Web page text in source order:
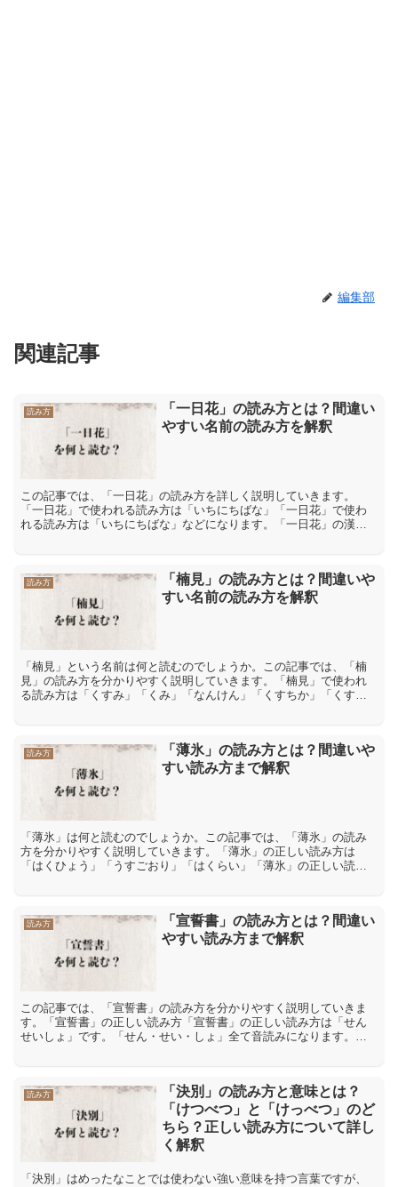
編集部
関連記事
読み方
「一日花」の読み方とは？間違い
やすい名前の読み方を解釈
この記事では、「一日花」の読み方を詳しく説明していきます。
「一日花」で使われる読み方は「いちにちばな」「一日花」で使わ
れる読み方は「いちにちばな」などになります。「一日花」の漢字
読み方
「楠見」の読み方とは？間違いや
すい名前の読み方を解釈
「楠見」という名前は何と読むのでしょうか。この記事では、「楠
見」の読み方を分かりやすく説明していきます。「楠見」で使われ
る読み方は「くすみ」「くみ」「なんけん」「くすちか」「くすあ
読み方
「薄氷」の読み方とは？間違いや
すい読み方まで解釈
「薄氷」は何と読むのでしょうか。この記事では、「薄氷」の読み
方を分かりやすく説明していきます。「薄氷」の正しい読み方は
「はくひょう」「うすごおり」「はくらい」「薄氷」の正しい読み
読み方
「宣誓書」の読み方とは？間違い
やすい読み方まで解釈
この記事では、「宣誓書」の読み方を分かりやすく説明していきま
す。「宣誓書」の正しい読み方「宣誓書」の正しい読み方は「せん
せいしょ」です。「せん・せい・しょ」全て音読みになります。音
読み方
「決別」の読み方と意味とは？
「けつべつ」と「けっべつ」のど
ちら？正しい読み方について詳し
く解釈
「決別」はめったなことでは使わない強い意味を持つ言葉ですが、